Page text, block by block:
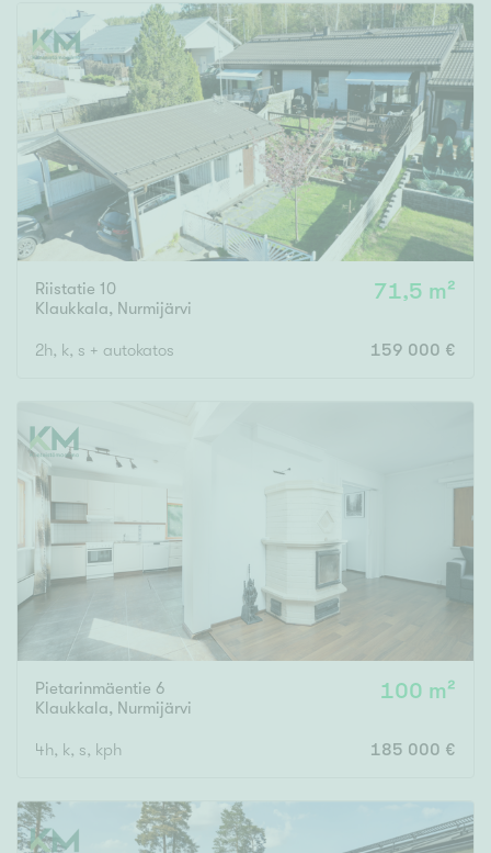
Riistatie 10
Klaukkala, Nurmijärvi
71,5 m²
2h, k, s + autokatos 159 000 €
Pietarinmäentie 6
Klaukkala, Nurmijärvi
100 m²
4h, k, s, kph 185 000 €